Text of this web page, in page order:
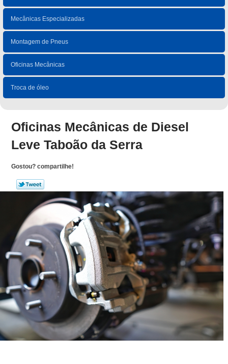
Mecânicas Especializadas
Montagem de Pneus
Oficinas Mecânicas
Troca de óleo
Oficinas Mecânicas de Diesel
Leve Taboão da Serra
Gostou? compartilhe!